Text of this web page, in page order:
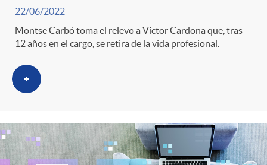
22/06/2022
Montse Carbó toma el relevo a Víctor Cardona que, tras
12 años en el cargo, se retira de la vida profesional.
+